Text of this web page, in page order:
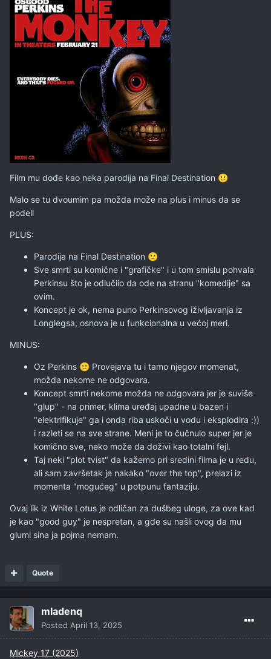
Film mu dođe kao neka parodija na Final Destination 🙂
Malo se tu dvoumim pa možda može na plus i minus da se
podeli
PLUS:
Parodija na Final Destination 🙂
Sve smrti su komične i "grafičke" i u tom smislu pohvala
Perkinsu što je odlučiio da ode na stranu "komedije" sa
ovim.
Koncept je ok, nema puno Perkinsovog iživljavanja iz
Longlegsa, osnova je u funkcionalna u većoj meri.
MINUS:
Oz Perkins 🙂 Provejava tu i tamo njegov momenat,
možda nekome ne odgovara.
Koncept smrti nekome možda ne odgovara jer je suviše
"glup" - na primer, klima uređaj upadne u bazen i
"elektrifikuje" ga i onda riba uskoči u vodu i eksplodira :))
i razleti se na sve strane. Meni je to čučnulo super jer je
komično sve, neko može da doživi kao totalni fejl.
Taj neki "plot tvist" da kažemo pri sredini filma je u redu,
ali sam završetak je nakako "over the top", prelazi iz
momenta "mogućeg" u potpunu fantaziju.
Ovaj lik iz White Lotus je odličan za dušbeg uloge, za ove kad
je kao "good guy" je nespretan, a gde su našli ovog da mu
glumi sina ja pojma nemam.
Quote
mladenq
Posted April 13, 2025
Mickey 17 (2025)